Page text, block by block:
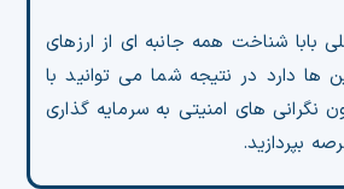
بابا شناخت همه جانبه ای از ارزهای
ها دارد در نتیجه شما می توانید با
نگرانی های امنیتی به سرمایه گذاری
بپردازید.